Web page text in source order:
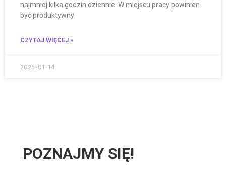
najmniej kilka godzin dziennie. W miejscu pracy powinien
być produktywny
CZYTAJ WIĘCEJ »
2025-01-14
POZNAJMY SIĘ!